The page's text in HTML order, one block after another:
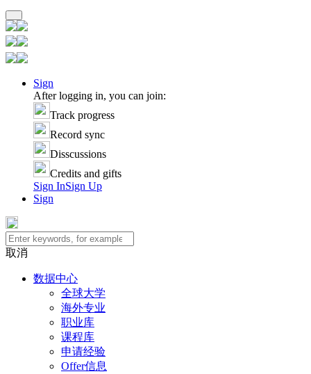
Sign
After logging in, you can join:
Track progress
Record sync
Disscussions
Credits and gifts
Sign InSign Up
Sign
取消
数据中心
全球大学
海外专业
职业库
课程库
申请经验
Offer信息